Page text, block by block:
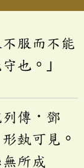
服而不能
也。」
傳．鄧
埶可見。
所成